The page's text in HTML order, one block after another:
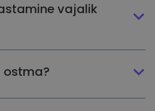
vajalik
ostma?